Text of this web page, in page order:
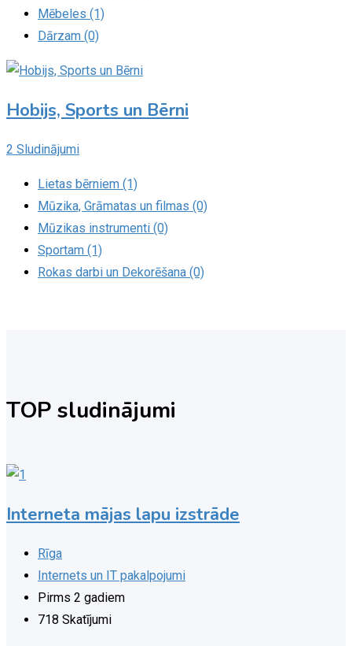
Mēbeles (1)
Dārzam (0)
Hobijs, Sports un Bērni
2 Sludinājumi
Lietas bērniem (1)
Mūzika, Grāmatas un filmas (0)
Mūzikas instrumenti (0)
Sportam (1)
Rokas darbi un Dekorēšana (0)
TOP sludinājumi
Interneta mājas lapu izstrāde
Rīga
Internets un IT pakalpojumi
Pirms 2 gadiem
718 Skatījumi